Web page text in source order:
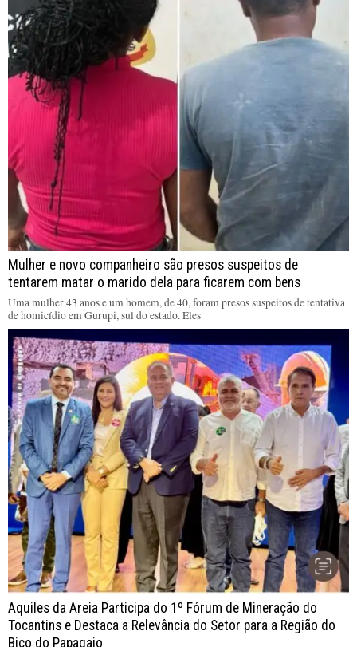
Mulher e novo companheiro são presos suspeitos de
tentarem matar o marido dela para ficarem com bens
Uma mulher 43 anos e um homem, de 40, foram presos suspeitos de tentativa
de homicídio em Gurupi, sul do estado. Eles
Aquiles da Areia Participa do 1º Fórum de Mineração do
Tocantins e Destaca a Relevância do Setor para a Região do
Bico do Papagaio